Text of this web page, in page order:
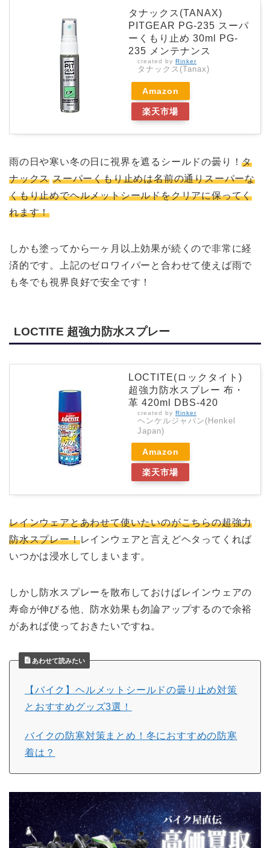
タナックス(TANAX)
PITGEAR PG-235 スーパ
ーくもり止め 30ml PG-
235 メンテナンス
created by Rinker
タナックス(Tanax)
Amazon
楽天市場
雨の日や寒い冬の日に視界を遮るシールドの曇り！タ
ナックス スーパーくもり止めは名前の通りスーパーな
くもり止めでヘルメットシールドをクリアに保ってく
れます！
しかも塗ってから一ヶ月以上効果が続くので非常に経
済的です。上記のゼロワイパーと合わせて使えば雨で
も冬でも視界良好で安全です！
LOCTITE 超強力防水スプレー
LOCTITE(ロックタイト)
超強力防水スプレー 布・
革 420ml DBS-420
created by Rinker
ヘンケルジャパン(Henkel
Japan)
Amazon
楽天市場
レインウェアとあわせて使いたいのがこちらの超強力
防水スプレー！レインウェアと言えどヘタってくれば
いつかは浸水してしまいます。
しかし防水スプレーを散布しておけばレインウェアの
寿命が伸びる他、防水効果も勿論アップするので余裕
があれば使っておきたいですね。
あわせて読みたい
【バイク】ヘルメットシールドの曇り止め対策
とおすすめグッズ3選！
バイクの防寒対策まとめ！冬におすすめの防寒
着は？